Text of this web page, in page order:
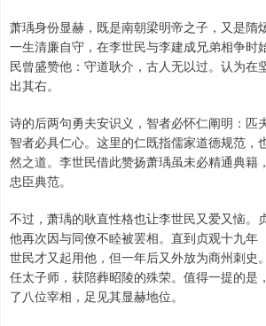
萧瑀身份显赫，既是南朝梁明帝之子，又是隋
一生清廉自守，在李世民与李建成兄弟相争时
民曾盛赞他：守道耿介，古人无以过。认为在
出其右。
诗的后两句勇夫安识义，智者必怀仁阐明：匹
智者必具仁心。这里的仁既指儒家道德规范，
然之道。李世民借此赞扬萧瑀虽未必精通典籍
忠臣典范。
不过，萧瑀的耿直性格也让李世民又爱又恼。
他再次因与同僚不睦被罢相。直到贞观十九年
世民才又起用他，但一年后又外放为商州刺史
任太子师，获陪葬昭陵的殊荣。值得一提的是
了八位宰相，足见其显赫地位。